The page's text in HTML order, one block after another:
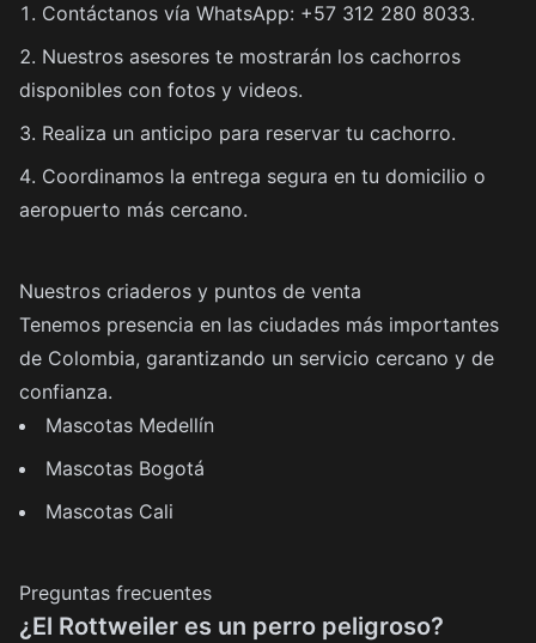
Contáctanos vía WhatsApp: +57 312 280 8033.
Nuestros asesores te mostrarán los cachorros
disponibles con fotos y videos.
Realiza un anticipo para reservar tu cachorro.
Coordinamos la entrega segura en tu domicilio o
aeropuerto más cercano.
Nuestros criaderos y puntos de venta
Tenemos presencia en las ciudades más importantes
de Colombia, garantizando un servicio cercano y de
confianza.
Mascotas Medellín
Mascotas Bogotá
Mascotas Cali
Preguntas frecuentes
¿El Rottweiler es un perro peligroso?